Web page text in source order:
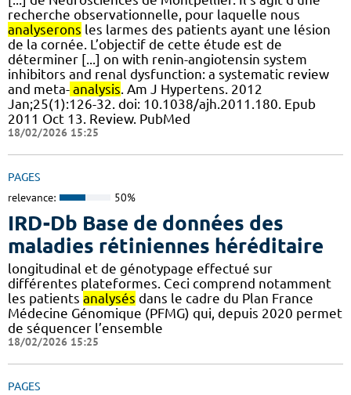
recherche observationnelle, pour laquelle nous
analyserons les larmes des patients ayant une lésion
de la cornée. L’objectif de cette étude est de
déterminer [...] on with renin-angiotensin system
inhibitors and renal dysfunction: a systematic review
and meta- analysis. Am J Hypertens. 2012
Jan;25(1):126-32. doi: 10.1038/ajh.2011.180. Epub
2011 Oct 13. Review. PubMed
18/02/2026 15:25
PAGES
relevance: 50%
IRD-Db Base de données des
maladies rétiniennes héréditaire
longitudinal et de génotypage effectué sur
différentes plateformes. Ceci comprend notamment
les patients analysés dans le cadre du Plan France
Médecine Génomique (PFMG) qui, depuis 2020 permet
de séquencer l’ensemble
18/02/2026 15:25
PAGES